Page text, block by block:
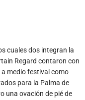
cuales dos integran la
Regard contaron con
medio festival como
para la Palma de
una ovación de pié de